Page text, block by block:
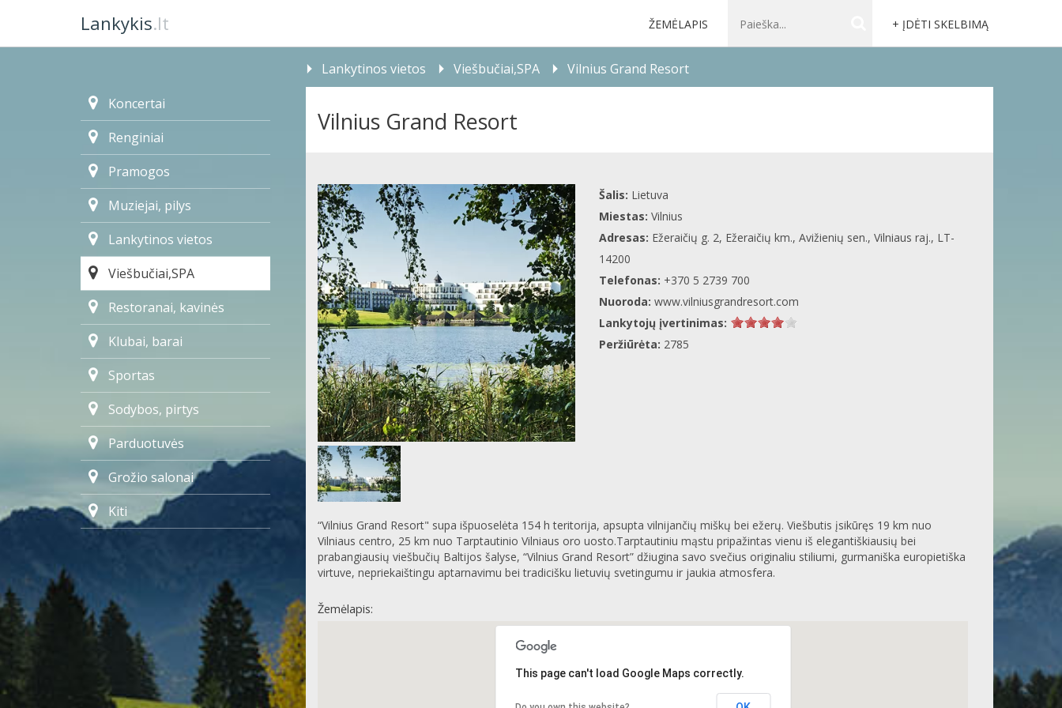
Lankykis.lt ŽEMĖLAPIS + ĮDĖTI SKELBIMĄ
Lankytinos vietos Viešbučiai,SPA
Vilnius Grand Resort
Koncertai
Renginiai
Pramogos
Muziejai, pilys
Lankytinos vietos
Viešbučiai,SPA
Restoranai, kavinės
Klubai, barai
Sportas
Sodybos, pirtys
Parduotuvės
Grožio salonai
Kiti
Vilnius Grand Resort
Šalis: Lietuva
Miestas: Vilnius
Adresas: Ežeraičių g. 2, Ežeraičių km., Avižienių sen., Vilniaus raj., LT-
14200
Telefonas: +370 5 2739 700
Nuoroda: www.vilniusgrandresort.com
Lankytojų įvertinimas:
Peržiūrėta: 2785
“Vilnius Grand Resort" supa išpuoselėta 154 h teritorija, apsupta vilnijančių miškų bei ežerų. Viešbutis įsikūręs 19 km nuo
Vilniaus centro, 25 km nuo Tarptautinio Vilniaus oro uosto.Tarptautiniu mąstu pripažintas vienu iš elegantiškiausių bei
prabangiausių viešbučių Baltijos šalyse, “Vilnius Grand Resort” džiugina savo svečius originaliu stiliumi, gurmaniška europietiška
virtuve, nepriekaištingu aptarnavimu bei tradicišku lietuvių svetingumu ir jaukia atmosfera.
Žemėlapis:
This page can't load Google Maps correctly.